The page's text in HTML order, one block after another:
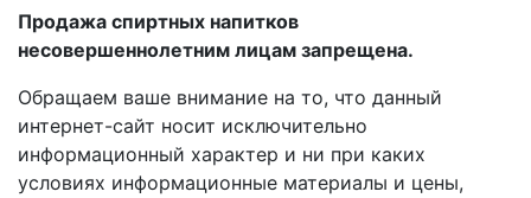
Продажа спиртных напитков
несовершеннолетним лицам запрещена.
Обращаем ваше внимание на то, что данный
интернет-сайт носит исключительно
информационный характер и ни при каких
условиях информационные материалы и цены,